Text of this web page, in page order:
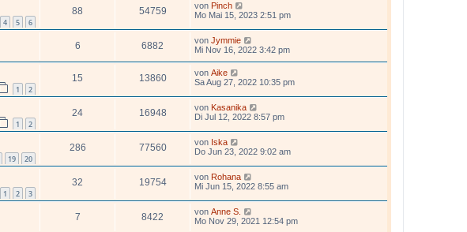
4 5 6
88 54759 von Pinch
Mo Mai 15, 2023 2:51 pm
6 6882 von Jymmie
Mi Nov 16, 2022 3:42 pm
1 2
15 13860 von Aike
Sa Aug 27, 2022 10:35 pm
1 2
24 16948 von Kasanika
Di Jul 12, 2022 8:57 pm
19 20
286 77560 von Iska
Do Jun 23, 2022 9:02 am
1 2 3
32 19754 von Rohana
Mi Jun 15, 2022 8:55 am
7 8422 von Anne S.
Mo Nov 29, 2021 12:54 pm